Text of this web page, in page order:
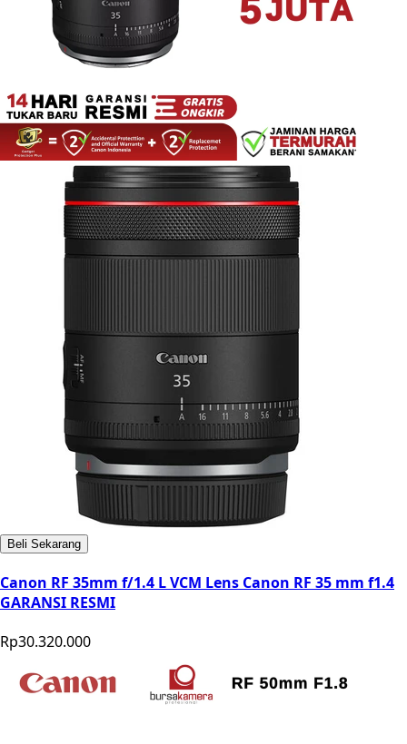
Beli Sekarang
Canon RF 35mm f/1.4 L VCM Lens Canon RF 35 mm f1.4
GARANSI RESMI
Rp30.320.000